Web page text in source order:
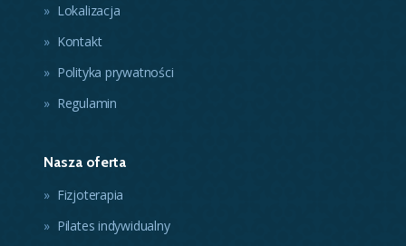
Lokalizacja
Kontakt
Polityka prywatności
Regulamin
Nasza oferta
Fizjoterapia
Pilates indywidualny